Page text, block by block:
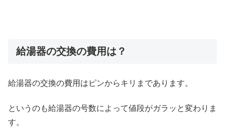
給湯器の交換の費用は？
給湯器の交換の費用はピンからキリまであります。
というのも給湯器の号数によって値段がガラッと変わりま
す。